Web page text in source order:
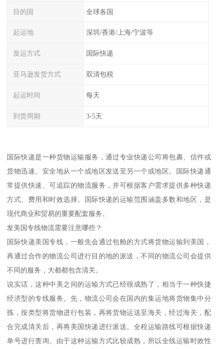
目的国 全球各国
起运地 深圳/香港/上海/宁波等
发运方式 国际快递
亚马逊发货方式 双清包税
起运时间 每天
到货周期 3-5天
国际快递是一种货物运输服务，通过专业快递公司将包裹、信件或
货物迅速、安全地从一个或地区发送至另一个或地区。国际快递通
常提供快速、可追踪的物流服务，并可根据客户需求提供多种快递
方式、费用和时效选择。国际快递的运输范围涵盖多数和地区，是
现代商业和贸易的重要配套服务。
发美国专线物流需要注意哪些？
国际快递美国专线，一般先会通过包舱的方式将货物运输到美国，
再通过合作的物流公司进行目的地的派送，不同的物流公司会提供
不同的服务，大都都包含清关。
说实话，这种中美之间的运输方式已经很成熟了，相当于一种快捷
经济型的专线服务。先，物流公司会在国内的集运地将货物集中分
拣，按类型将货物进行包装，再将货物运送至海关，经过海关，配
合完成清关后，再将美国快递进行派送。全程运输路线可根据快递
单号进行查询。由于这种运输方式比较成熟，所以全线运输时效性